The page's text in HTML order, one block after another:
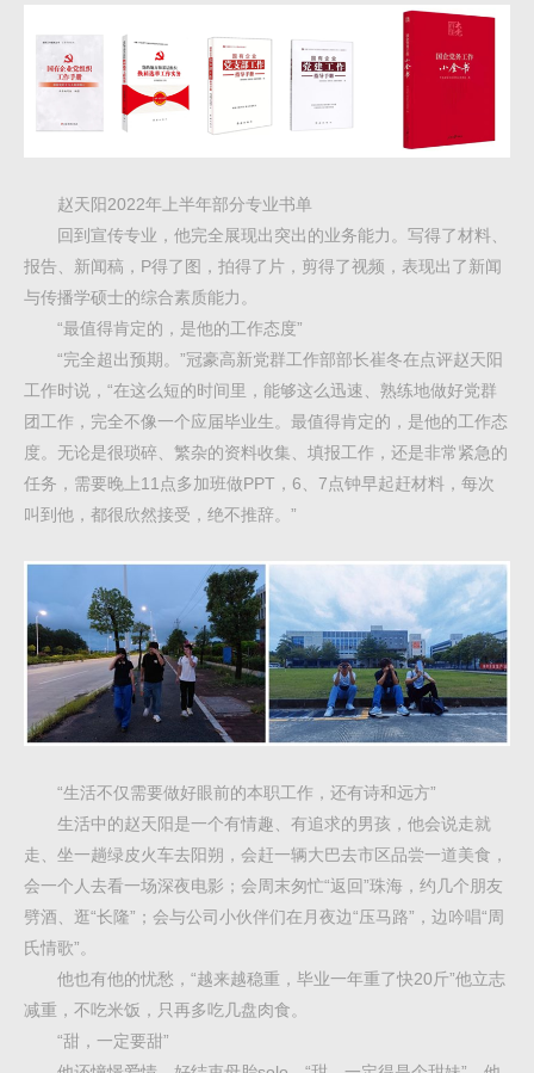
赵天阳2022年上半年部分专业书单
回到宣传专业，他完全展现出突出的业务能力。写得了材料、
报告、新闻稿，P得了图，拍得了片，剪得了视频，表现出了新闻
与传播学硕士的综合素质能力。
“最值得肯定的，是他的工作态度”
“完全超出预期。”冠豪高新党群工作部部长崔冬在点评赵天阳
工作时说，“在这么短的时间里，能够这么迅速、熟练地做好党群
团工作，完全不像一个应届毕业生。最值得肯定的，是他的工作态
度。无论是很琐碎、繁杂的资料收集、填报工作，还是非常紧急的
任务，需要晚上11点多加班做PPT，6、7点钟早起赶材料，每次
叫到他，都很欣然接受，绝不推辞。”
“生活不仅需要做好眼前的本职工作，还有诗和远方”
生活中的赵天阳是一个有情趣、有追求的男孩，他会说走就
走、坐一趟绿皮火车去阳朔，会赶一辆大巴去市区品尝一道美食，
会一个人去看一场深夜电影；会周末匆忙“返回”珠海，约几个朋友
劈酒、逛“长隆”；会与公司小伙伴们在月夜边“压马路”，边吟唱“周
氏情歌”。
他也有他的忧愁，“越来越稳重，毕业一年重了快20斤”他立志
减重，不吃米饭，只再多吃几盘肉食。
“甜，一定要甜”